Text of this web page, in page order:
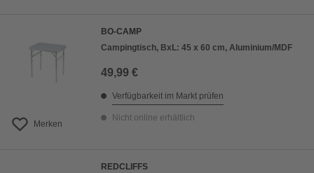
Merken
BO-CAMP
Campingtisch, BxL: 45 x 60 cm, Aluminium/MDF
49,99 €
Verfügbarkeit im Markt prüfen
Nicht online erhältlich
REDCLIFFS